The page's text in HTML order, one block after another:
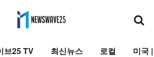
브25 TV 최신뉴스 로컬 미국